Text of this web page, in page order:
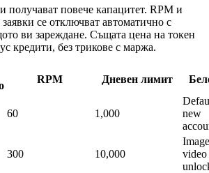
получават повече капацитет. RPM и
се отключват автоматично с
ви зареждане. Същата цена на токен
кредити, без трикове с маржа.
RPM Дневен лимит
60 1,000
new
300 10,000
video